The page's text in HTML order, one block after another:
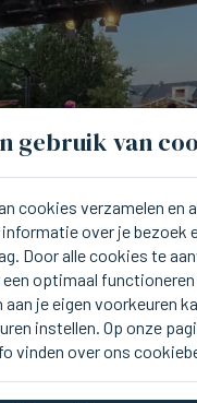
de planken bij
2026, 22:42
gebruik van
cookies verzamelen en
over je bezoek
Door alle cookies te
een optimaal
aan je eigen voorkeuren
instellen. Op onze
vinden over ons